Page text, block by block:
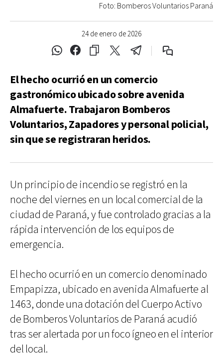
24 de enero de 2026
Foto: Bomberos Voluntarios Paraná
El hecho ocurrió en un comercio
gastronómico ubicado sobre avenida
Almafuerte. Trabajaron Bomberos
Voluntarios, Zapadores y personal policial,
sin que se registraran heridos.
Un principio de incendio se registró en la
noche del viernes en un local comercial de la
ciudad de Paraná, y fue controlado gracias a la
rápida intervención de los equipos de
emergencia.
El hecho ocurrió en un comercio denominado
Empapizza, ubicado en avenida Almafuerte al
1463, donde una dotación del Cuerpo Activo
de Bomberos Voluntarios de Paraná acudió
tras ser alertada por un foco ígneo en el interior
del local.